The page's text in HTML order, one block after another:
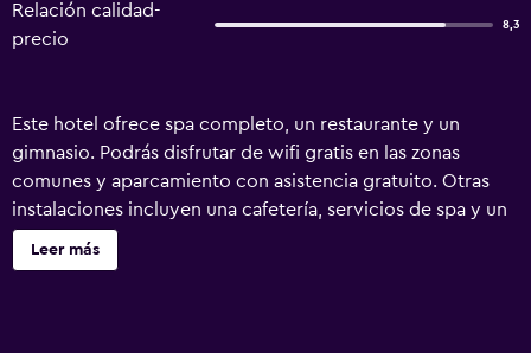
Relación calidad-
precio
8,3
Este hotel ofrece spa completo, un restaurante y un
gimnasio. Podrás disfrutar de wifi gratis en las zonas
comunes y aparcamiento con asistencia gratuito. Otras
instalaciones incluyen una cafetería, servicios de spa y un
centro de negocios. Summit Barsana Resort & Spa ofrece
19 alojamientos con caja fuerte (cabe un portátil) y caja
Leer más